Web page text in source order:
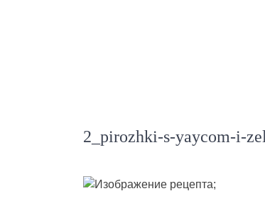
2_pirozhki-s-yaycom-i-
;